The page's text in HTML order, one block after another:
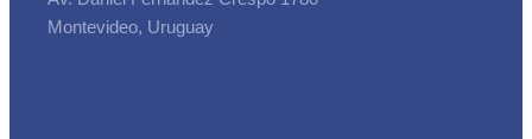
Montevideo, Uruguay